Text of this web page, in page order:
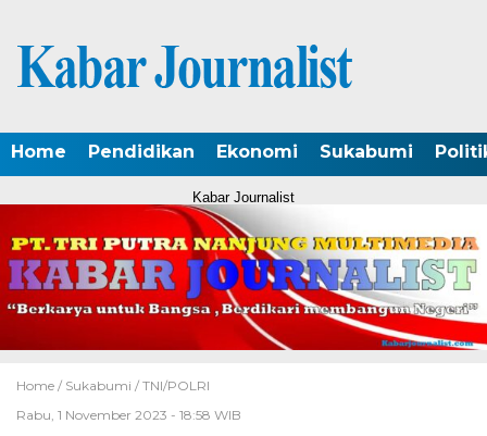
Home Pendidikan Ekonomi Sukabumi
Kabar Journalist
Home / Sukabumi / TNI/POLRI
Rabu, 1 November 2023 - 18:58 WIB